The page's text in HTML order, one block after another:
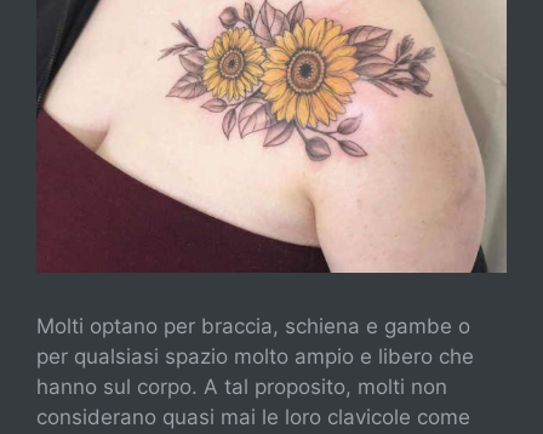
Molti optano per braccia, schiena e gambe o
per qualsiasi spazio molto ampio e libero che
hanno sul corpo. A tal proposito, molti non
considerano quasi mai le loro clavicole come